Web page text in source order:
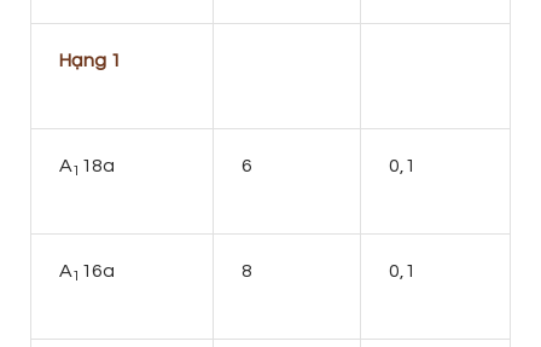
Hạng 1
A1 18a 6 0,1
A1 16a 8 0,1